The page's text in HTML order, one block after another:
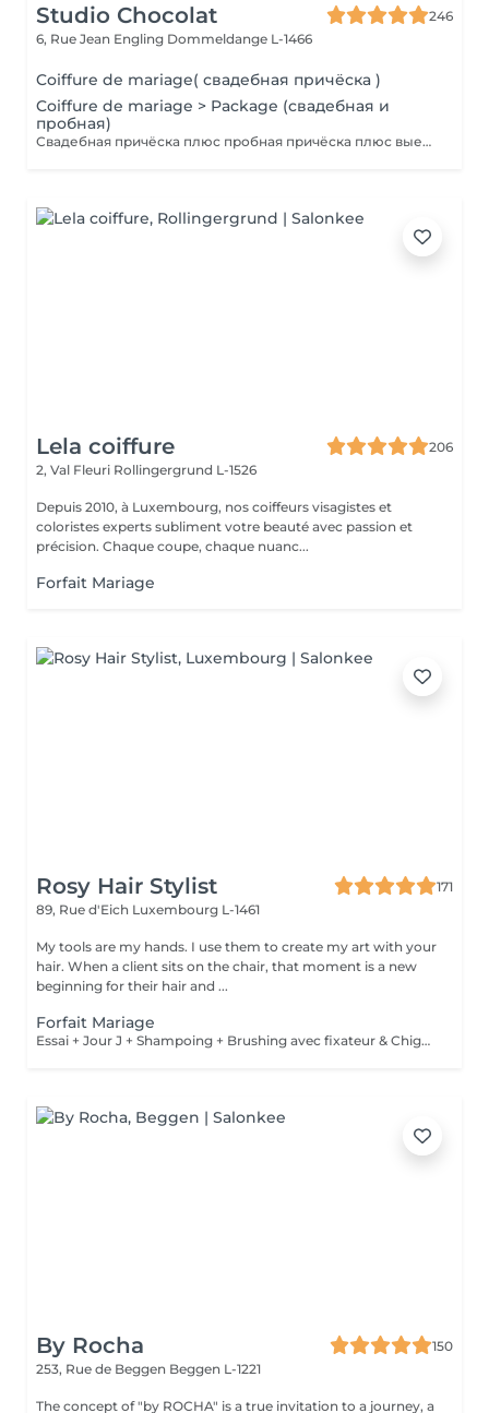
Studio Chocolat
246
6, Rue Jean Engling Dommeldange L-1466
Coiffure de mariage( свадебная причёска )
Coiffure de mariage > Package (свадебная и
пробная)
Свадебная причёска плюс пробная причёска плюс выезд на дом. Паркинг оплачивается отдельно.
Lela coiffure
206
2, Val Fleuri Rollingergrund L-1526
Depuis 2010, à Luxembourg, nos coiffeurs visagistes et
coloristes experts subliment votre beauté avec passion et
précision. Chaque coupe, chaque nuanc...
Forfait Mariage
Rosy Hair Stylist
171
89, Rue d'Eich Luxembourg L-1461
My tools are my hands. I use them to create my art with your
hair. When a client sits on the chair, that moment is a new
beginning for their hair and ...
Forfait Mariage
Essai + Jour J + Shampoing + Brushing avec fixateur & Chignon
By Rocha
150
253, Rue de Beggen Beggen L-1221
The concept of "by ROCHA" is a true invitation to a journey, a